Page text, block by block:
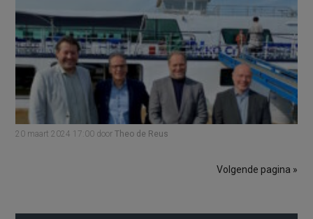
20 maart 2024 17:00 doorTheo de Reus
Volgende pagina »